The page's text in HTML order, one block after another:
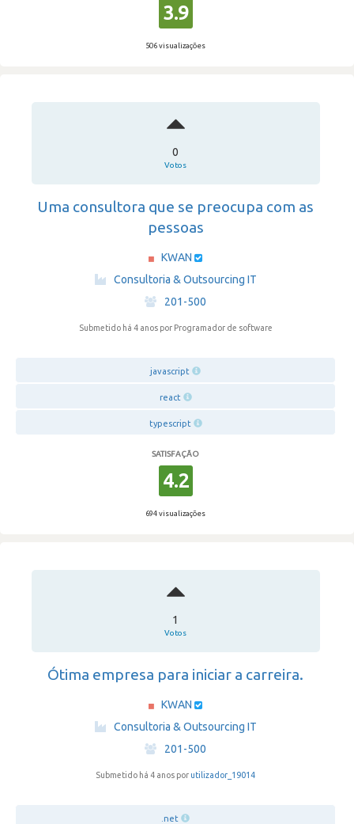
3.9
506 visualizações
0
Votos
Uma consultora que se preocupa com as
pessoas
KWAN
·
Consultoria & Outsourcing IT
·
201-500
Submetido há 4 anos por Programador de software
javascript
react
typescript
SATISFAÇÃO
4.2
694 visualizações
1
Votos
Ótima empresa para iniciar a carreira.
KWAN
·
Consultoria & Outsourcing IT
·
201-500
Submetido há 4 anos por utilizador_19014
.net